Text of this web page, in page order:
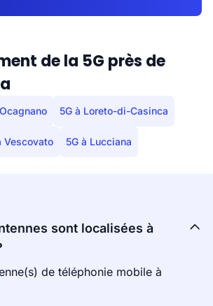
de la 5G près de
5G à Loreto-di-Casinca
Vescovato 5G à Lucciana
sont localisées à
de téléphonie mobile à